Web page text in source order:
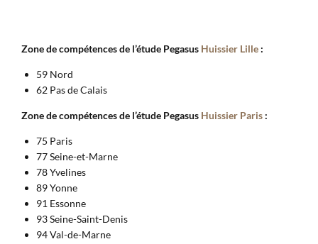
Zone de compétences de l’étude Pegasus Huissier Lille :
59 Nord
62 Pas de Calais
Zone de compétences de l’étude Pegasus Huissier Paris :
75 Paris
77 Seine-et-Marne
78 Yvelines
89 Yonne
91 Essonne
93 Seine-Saint-Denis
94 Val-de-Marne